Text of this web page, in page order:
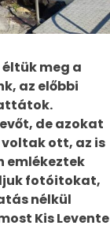
meg a
az előbbi
de azokat
ott, az is
emlékeztek
fotóitokat,
nélkül
Kis Levente